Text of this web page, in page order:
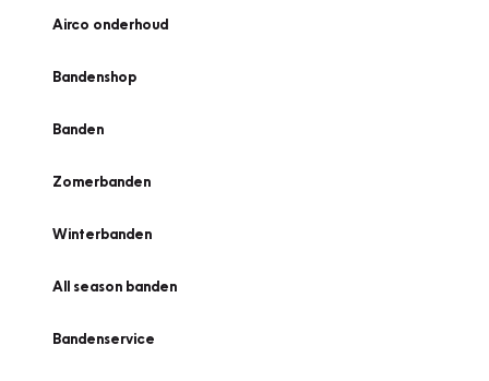
Airco onderhoud
Bandenshop
Banden
Zomerbanden
Winterbanden
All season banden
Bandenservice